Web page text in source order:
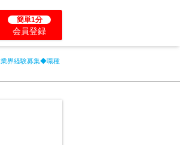
簡単1分
会員登録
業界経験募集◆職種